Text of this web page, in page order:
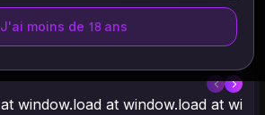
J'ai moins de 18 ans
at window.load at window.load at